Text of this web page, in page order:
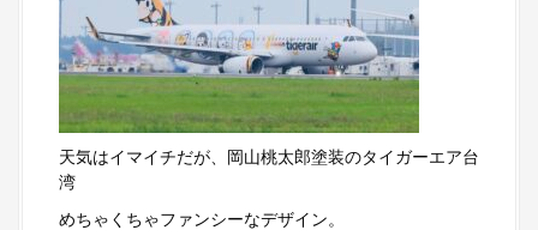
天気はイマイチだが、岡山桃太郎塗装のタイガーエア台
湾
めちゃくちゃファンシーなデザイン。